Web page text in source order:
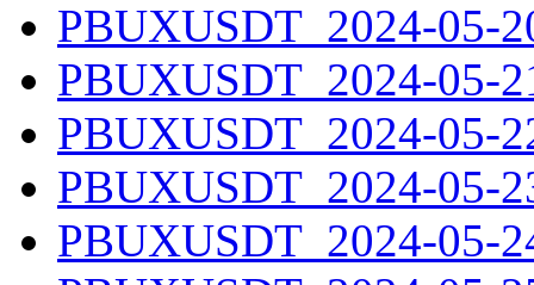
PBUXUSDT_2024-05-
PBUXUSDT_2024-05-
PBUXUSDT_2024-05-
PBUXUSDT_2024-05-
PBUXUSDT_2024-05-